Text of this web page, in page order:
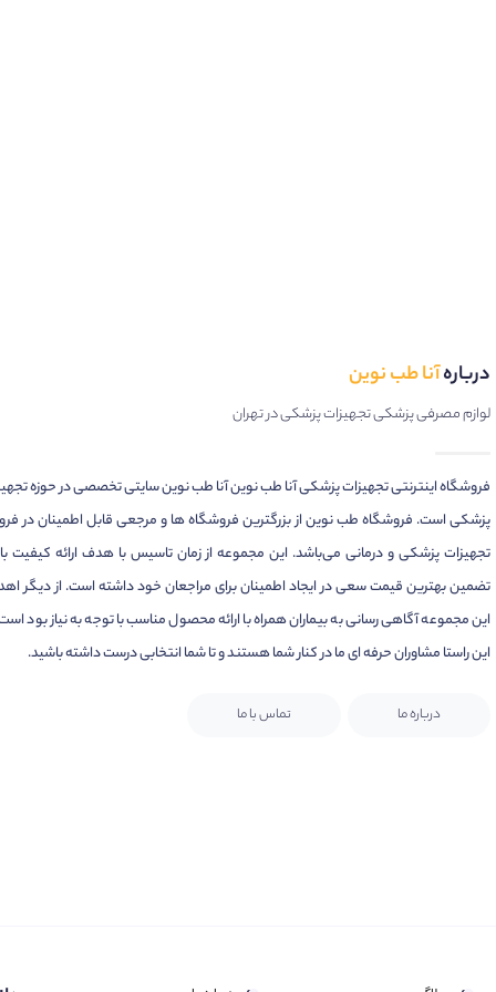
دربارهآنا طب نوین
لوازم مصرفی پزشکی تجهیزات پزشکی در تهران
فروشگاه اینترنتی تجهیزات پزشکی آنا طب نوین آنا طب نوین سایتی تخصصی در حوزه
پزشکی است. فروشگاه طب نوین از بزرگترین فروشگاه ها و مرجعی قابل اطمینان در
تجهیزات پزشکی و درمانی می‌باشد. این مجموعه از زمان تاسیس با هدف ارائه کیفیت
تضمین بهترین قیمت سعی در ایجاد اطمینان برای مراجعان خود داشته است. از دیگر
این مجموعه آگاهی رسانی به بیماران همراه با ارائه محصول مناسب با توجه به نیاز بود
این راستا مشاوران حرفه ای ما در کنار شما هستند و تا شما انتخابی درست داشته باشید.
درباره ما تماس با ما